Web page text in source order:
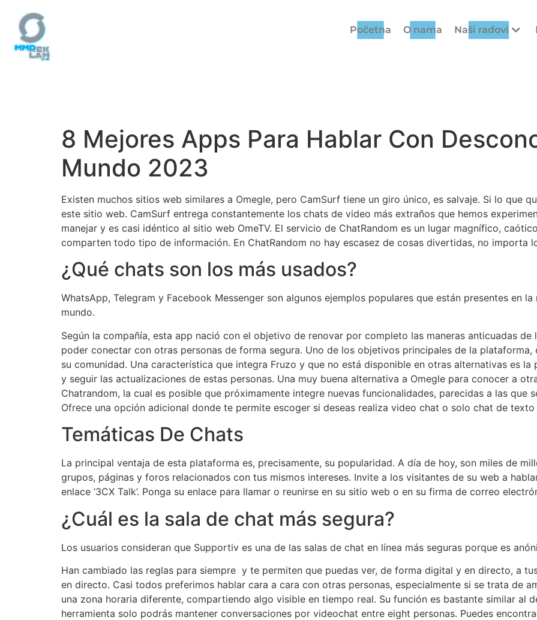
Početna O nama Naši radovi
8 Mejores Apps Para Hablar Con
Mundo 2023
Existen muchos sitios web similares a Omegle, pero CamSurf tiene un giro único, es salvaje. Si lo que
este sitio web. CamSurf entrega constantemente los chats de video más extraños que hemos
manejar y es casi idéntico al sitio web OmeTV. El servicio de ChatRandom es un lugar magnífico,
comparten todo tipo de información. En ChatRandom no hay escasez de cosas divertidas, no importa
¿Qué chats son los más usados?
WhatsApp, Telegram y Facebook Messenger son algunos ejemplos populares que están presentes en
mundo.
Según la compañía, esta app nació con el objetivo de renovar por completo las maneras anticuadas
poder conectar con otras personas de forma segura. Uno de los objetivos principales de la
su comunidad. Una característica que integra Fruzo y que no está disponible en otras alternativas es
y seguir las actualizaciones de estas personas. Una muy buena alternativa a Omegle para conocer a
Chatrandom, la cual es posible que próximamente integre nuevas funcionalidades, parecidas a las que
Ofrece una opción adicional donde te permite escoger si deseas realiza video chat o solo chat de texto
Temáticas De Chats
La principal ventaja de esta plataforma es, precisamente, su popularidad. A día de hoy, son miles de
grupos, páginas y foros relacionados con tus mismos intereses. Invite a los visitantes de su web a
enlace ‘3CX Talk’. Ponga su enlace para llamar o reunirse en su sitio web o en su firma de correo
¿Cuál es la sala de chat más segura?
Los usuarios consideran que Supportiv es una de las salas de chat en línea más seguras porque es
Han cambiado las reglas para siempre y te permiten que puedas ver, de forma digital y en directo, a
en directo. Casi todos preferimos hablar cara a cara con otras personas, especialmente si se trata de
una zona horaria diferente, compartiendo algo visible en tiempo real. Su función es bastante similar al
herramienta solo podrás mantener conversaciones por videochat entre eight personas. Puedes